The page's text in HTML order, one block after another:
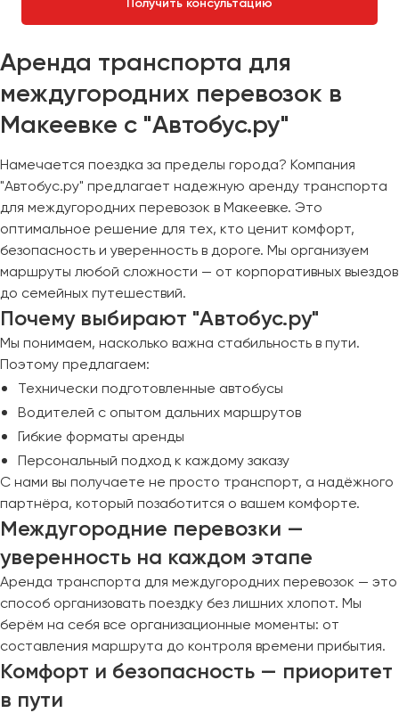
Аренда транспорта для
междугородних перевозок в
Макеевке с "Автобус.ру"
Намечается поездка за пределы города? Компания
"Автобус.ру" предлагает надежную аренду транспорта
для междугородних перевозок в Макеевке. Это
оптимальное решение для тех, кто ценит комфорт,
безопасность и уверенность в дороге. Мы организуем
маршруты любой сложности — от корпоративных выездов
до семейных путешествий.
Почему выбирают "Автобус.ру"
Мы понимаем, насколько важна стабильность в пути.
Поэтому предлагаем:
Технически подготовленные автобусы
Водителей с опытом дальних маршрутов
Гибкие форматы аренды
Персональный подход к каждому заказу
С нами вы получаете не просто транспорт, а надёжного
партнёра, который позаботится о вашем комфорте.
Междугородние перевозки —
уверенность на каждом этапе
Аренда транспорта для междугородних перевозок — это
способ организовать поездку без лишних хлопот. Мы
берём на себя все организационные моменты: от
составления маршрута до контроля времени прибытия.
Комфорт и безопасность — приоритет
в пути